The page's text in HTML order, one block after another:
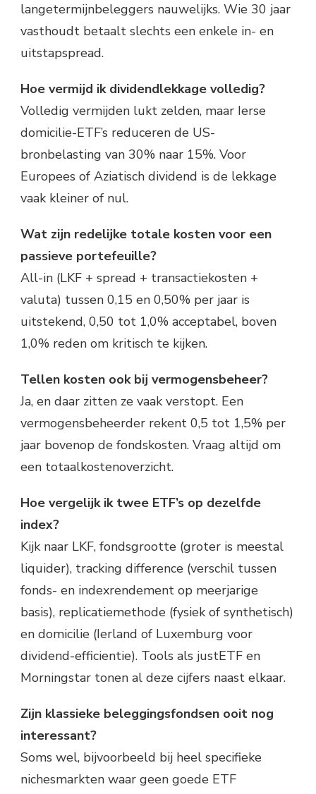
langetermijnbeleggers nauwelijks. Wie 30 jaar
vasthoudt betaalt slechts een enkele in- en
uitstapspread.
Hoe vermijd ik dividendlekkage volledig?
Volledig vermijden lukt zelden, maar Ierse
domicilie-ETF’s reduceren de US-
bronbelasting van 30% naar 15%. Voor
Europees of Aziatisch dividend is de lekkage
vaak kleiner of nul.
Wat zijn redelijke totale kosten voor een
passieve portefeuille?
All-in (LKF + spread + transactiekosten +
valuta) tussen 0,15 en 0,50% per jaar is
uitstekend, 0,50 tot 1,0% acceptabel, boven
1,0% reden om kritisch te kijken.
Tellen kosten ook bij vermogensbeheer?
Ja, en daar zitten ze vaak verstopt. Een
vermogensbeheerder rekent 0,5 tot 1,5% per
jaar bovenop de fondskosten. Vraag altijd om
een totaalkostenoverzicht.
Hoe vergelijk ik twee ETF’s op dezelfde
index?
Kijk naar LKF, fondsgrootte (groter is meestal
liquider), tracking difference (verschil tussen
fonds- en indexrendement op meerjarige
basis), replicatiemethode (fysiek of synthetisch)
en domicilie (Ierland of Luxemburg voor
dividend-efficientie). Tools als justETF en
Morningstar tonen al deze cijfers naast elkaar.
Zijn klassieke beleggingsfondsen ooit nog
interessant?
Soms wel, bijvoorbeeld bij heel specifieke
nichesmarkten waar geen goede ETF